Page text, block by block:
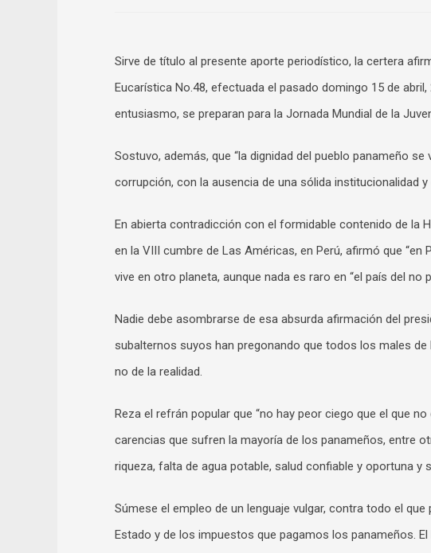
Sirve de título al presente aporte periodístico, la certera
Eucarística No.48, efectuada el pasado domingo 15 de
entusiasmo, se preparan para la Jornada Mundial de la
Sostuvo, además, que “la dignidad del pueblo panameño
corrupción, con la ausencia de una sólida institucionalidad
En abierta contradicción con el formidable contenido de la
en la VIII cumbre de Las Américas, en Perú, afirmó que
vive en otro planeta, aunque nada es raro en “el país del no
Nadie debe asombrarse de esa absurda afirmación del
subalternos suyos han pregonando que todos los males
no de la realidad.
Reza el refrán popular que “no hay peor ciego que el que
carencias que sufren la mayoría de los panameños, entre
riqueza, falta de agua potable, salud confiable y oportuna y
Súmese el empleo de un lenguaje vulgar, contra todo el
Estado y de los impuestos que pagamos los panameños.